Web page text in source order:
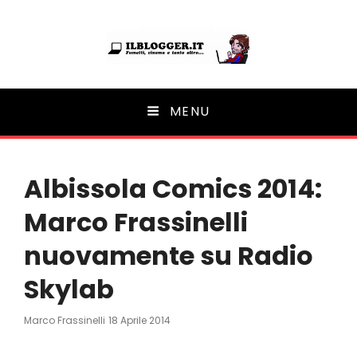
Ilblogger.it
Il portalino di blog | MENU
Albissola Comics 2014:
Marco Frassinelli
nuovamente su Radio
Skylab
Marco Frassinelli Posted
18 Aprile 2014